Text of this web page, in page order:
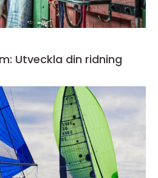
Utveckla din ridning